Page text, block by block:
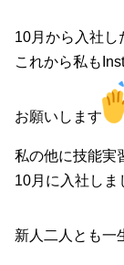
10月から入社し
これから私も
お願いします
私の他に技能実
10月に入社しま
新人二人とも一